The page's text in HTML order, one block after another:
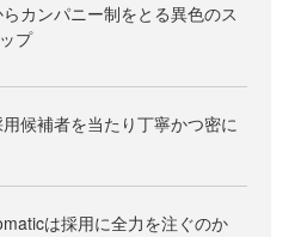
カンパニー制をとる異色のス
プ
候補者を当たり丁寧かつ密に
は採用に全力を注ぐのか